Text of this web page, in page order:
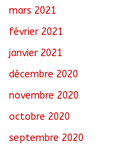
mars 2021
février 2021
janvier 2021
décembre 2020
novembre 2020
octobre 2020
septembre 2020